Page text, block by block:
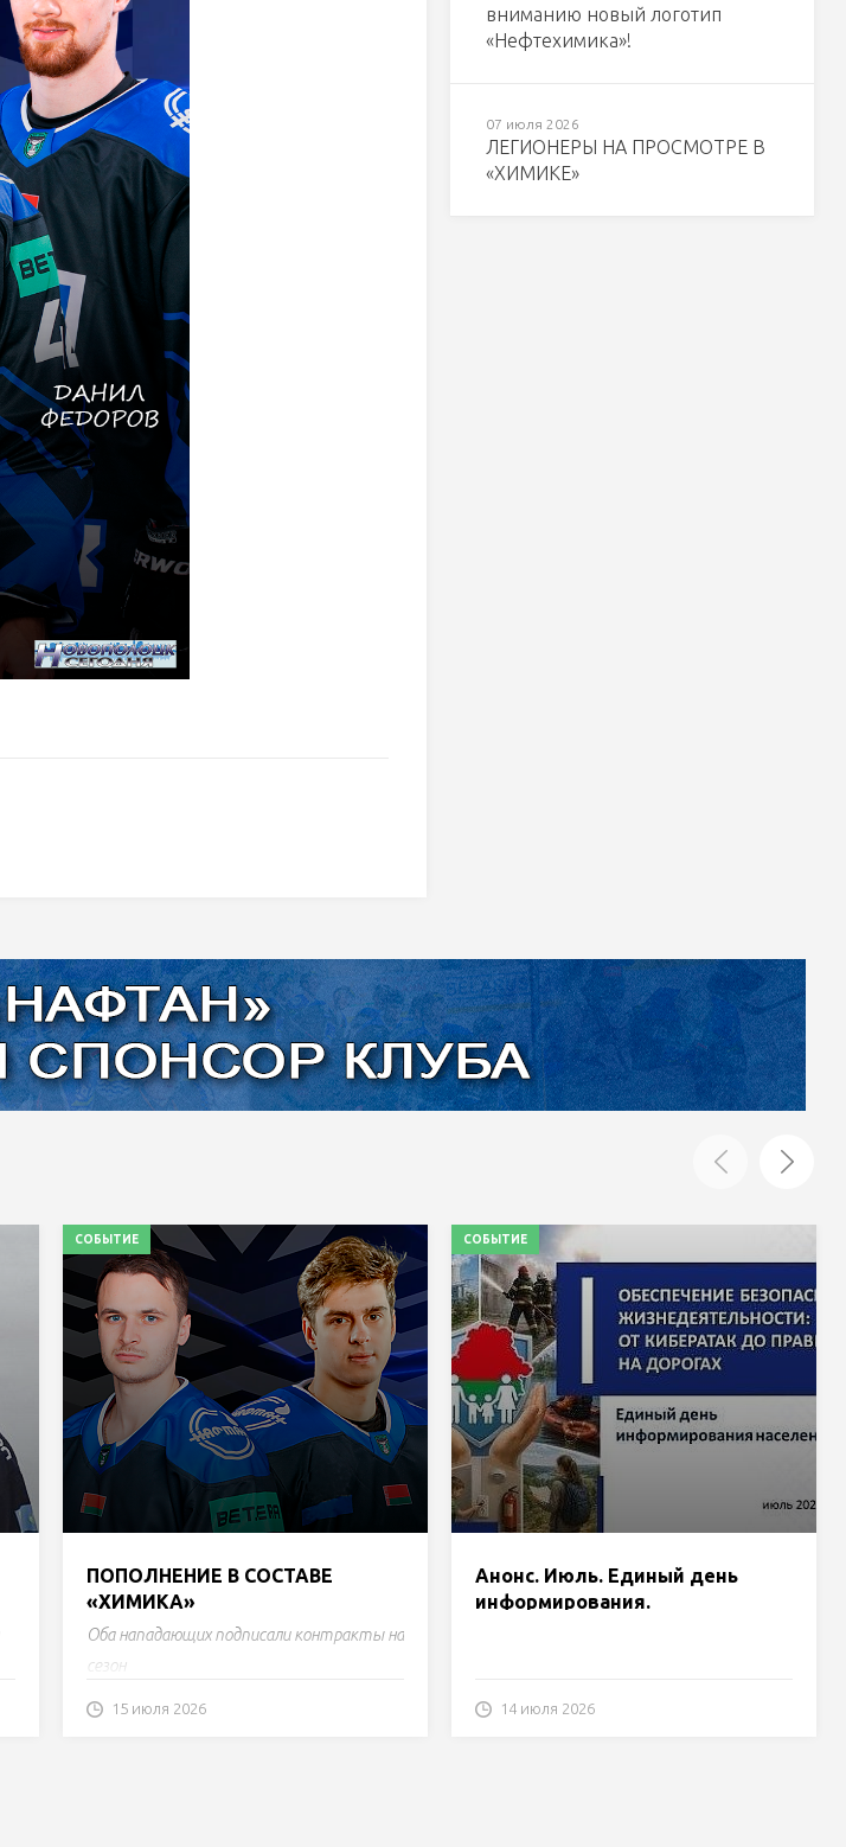
вниманию новый логотип
«Нефтехимика»!
07 июля 2026
ЛЕГИОНЕРЫ НА ПРОСМОТРЕ В
«ХИМИКЕ»
СОБЫТИЕ
ПОПОЛНЕНИЕ В СОСТАВЕ
«ХИМИКА»
Оба нападающих подписали контракты на
сезон
15 июля 2026
СОБЫТИЕ
Анонс. Июль. Единый день
информирования.
14 июля 2026